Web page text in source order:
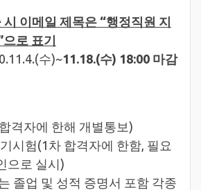
이메일 제목은 “행정직원 지
로 표기
수)~11.18.(수) 18:00 마감
격자에 한해 개별통보)
시험(1차 합격자에 한함, 필요
으로 실시)
졸업 및 성적 증명서 포함 각종